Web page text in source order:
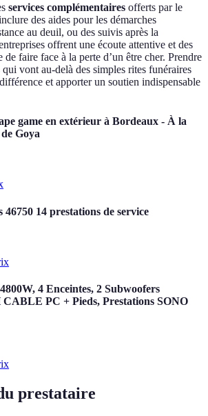
services complémentaires offerts par le
des aides pour les démarches
au deuil, ou des suivis après la
offrent une écoute attentive et des
de faire face à la perte d’un être cher. Prendre
qui vont au-delà des simples rites funéraires
et apporter un soutien indispensable
game en extérieur à Bordeaux - À la
Goya
46750 14 prestations de service
4 Enceintes, 2 Subwoofers
PC + Pieds, Prestations SONO
prestataire